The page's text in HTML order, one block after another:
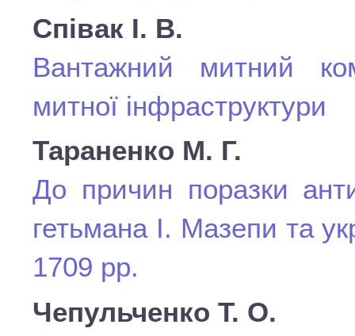
Співак І. В.
Вантажний митний
митної інфраструктури
Тараненко М. Г.
До причин поразки
гетьмана І. Мазепи та
1709 рр.
Чепульченко Т. О.